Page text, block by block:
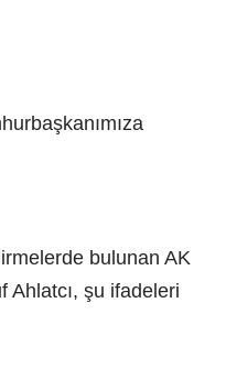
bulunan AK
Ahlatcı, şu ifadeleri